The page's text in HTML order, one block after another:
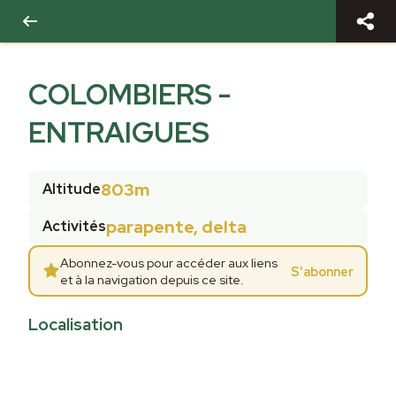
COLOMBIERS -
ENTRAIGUES
Altitude803m
Activitésparapente, delta
Abonnez-vous pour accéder aux liens
et à la navigation depuis ce site.
S'abonner
Localisation